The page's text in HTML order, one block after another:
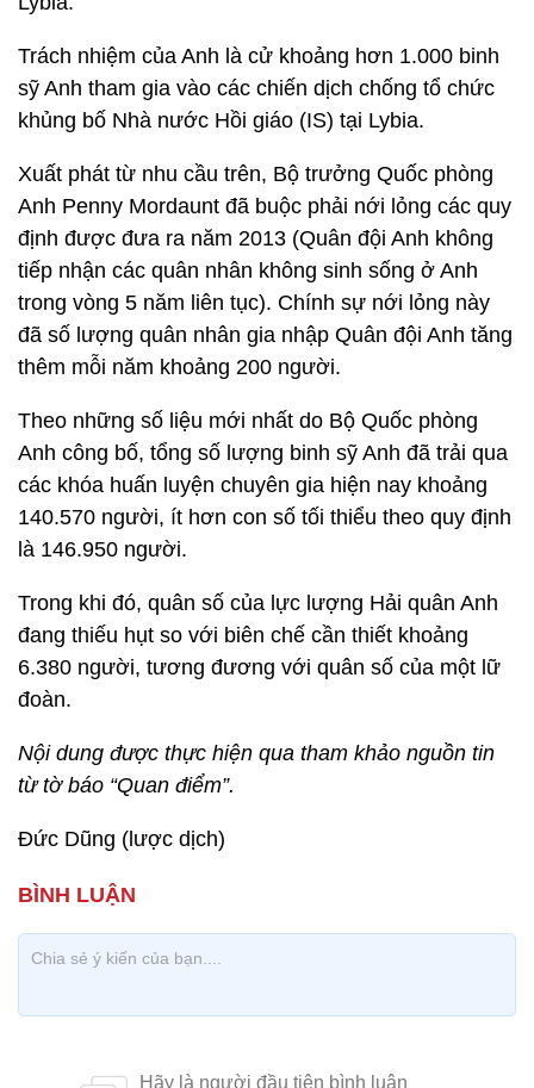
Trách nhiệm của Anh là cử khoảng hơn 1.000 binh
sỹ Anh tham gia vào các chiến dịch chống tổ chức
khủng bố Nhà nước Hồi giáo (IS) tại Lybia.
Xuất phát từ nhu cầu trên, Bộ trưởng Quốc phòng
Anh Penny Mordaunt đã buộc phải nới lỏng các quy
định được đưa ra năm 2013 (Quân đội Anh không
tiếp nhận các quân nhân không sinh sống ở Anh
trong vòng 5 năm liên tục). Chính sự nới lỏng này
đã số lượng quân nhân gia nhập Quân đội Anh tăng
thêm mỗi năm khoảng 200 người.
Theo những số liệu mới nhất do Bộ Quốc phòng
Anh công bố, tổng số lượng binh sỹ Anh đã trải qua
các khóa huấn luyện chuyên gia hiện nay khoảng
140.570 người, ít hơn con số tối thiểu theo quy định
là 146.950 người.
Trong khi đó, quân số của lực lượng Hải quân Anh
đang thiếu hụt so với biên chế cần thiết khoảng
6.380 người, tương đương với quân số của một lữ
đoàn.
Nội dung được thực hiện qua tham khảo nguồn tin
từ tờ báo “Quan điểm”.
Đức Dũng (lược dịch)